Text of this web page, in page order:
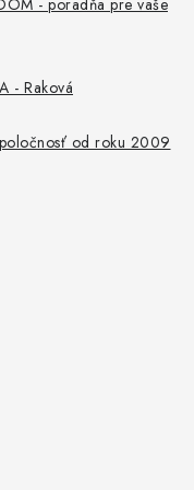
- Raková
od roku 2009